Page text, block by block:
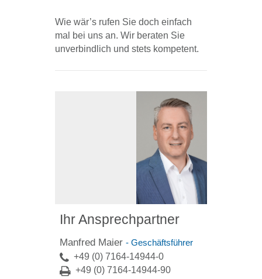
Wie wär’s rufen Sie doch einfach
mal bei uns an. Wir beraten Sie
unverbindlich und stets kompetent.
Ihr Ansprechpartner
Manfred Maier - Geschäftsführer
+49 (0) 7164-14944-0
+49 (0) 7164-14944-90